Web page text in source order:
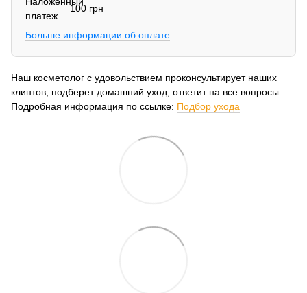
100 грн
Больше информации об оплате
Наш косметолог с удовольствием проконсультирует наших
клинтов, подберет домашний уход, ответит на все вопросы.
Подробная информация по ссылке: Подбор ухода